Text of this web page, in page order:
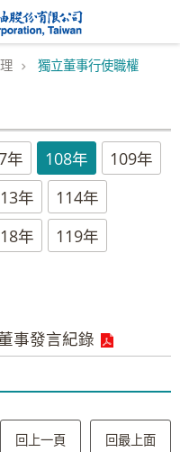
獨立董事行使職權
年 108年
109年
年
114年
年
119年
事發言紀錄
回上一頁 回最上面